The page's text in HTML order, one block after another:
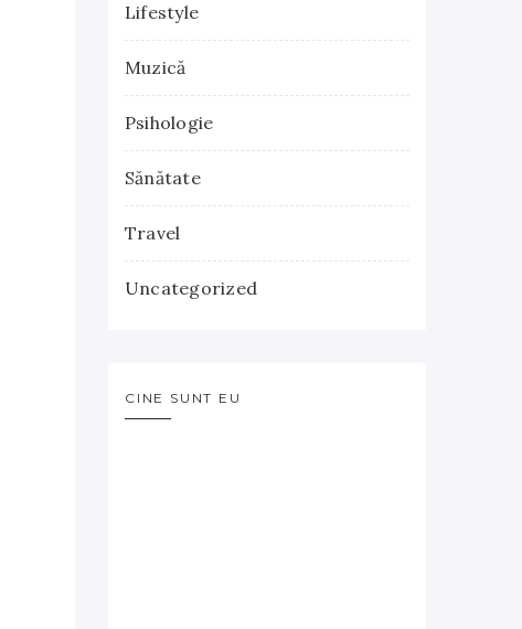
Lifestyle
Muzică
Psihologie
Sănătate
Travel
Uncategorized
CINE SUNT EU